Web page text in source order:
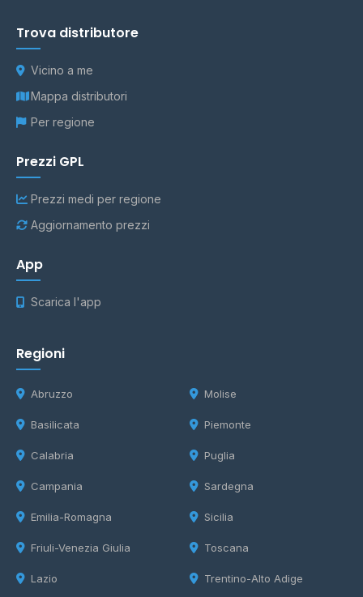
Trova distributore
Vicino a me
Mappa distributori
Per regione
Prezzi GPL
Prezzi medi per regione
Aggiornamento prezzi
App
Scarica l'app
Regioni
Abruzzo
Basilicata
Calabria
Campania
Emilia-Romagna
Friuli-Venezia Giulia
Lazio
Molise
Piemonte
Puglia
Sardegna
Sicilia
Toscana
Trentino-Alto Adige